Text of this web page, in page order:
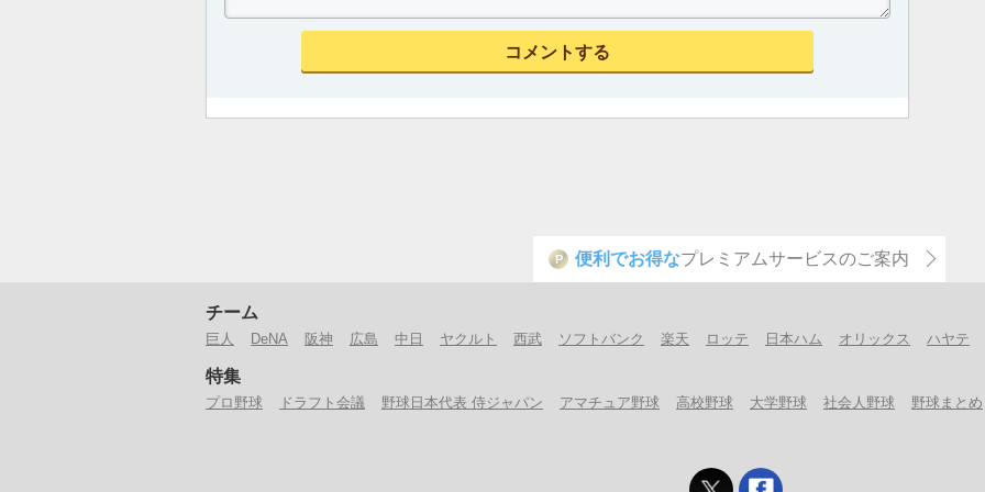
P 便利でお得なプレミアムサービスのご案内
チーム
巨人 DeNA 阪神 広島 中日 ヤクルト 西武 ソフトバンク 楽天 ロッテ 日本ハム オリックス ハヤテ
特集
プロ野球 ドラフト会議 野球日本代表 侍ジャパン アマチュア野球 高校野球 大学野球 社会人野球 野球まとめ